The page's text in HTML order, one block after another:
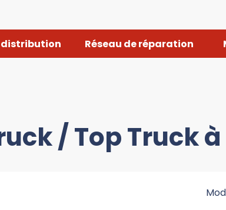
distribution Réseau de réparation
/ Top Truck